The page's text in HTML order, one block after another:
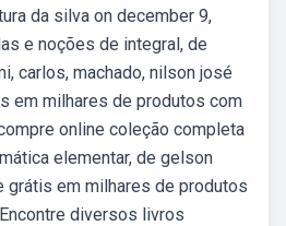
da silva on december 9,
e noções de integral, de
carlos, machado, nilson josé
em milhares de produtos com
online coleção completa
elementar, de gelson
grátis em milhares de produtos
diversos livros